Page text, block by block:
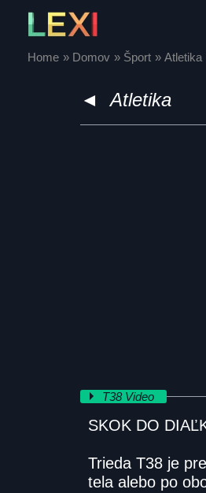
contentHome Domov Šport Atletika
◄Atletika
T38 Video
SKOK DO
Trieda T38 je
tela alebo po